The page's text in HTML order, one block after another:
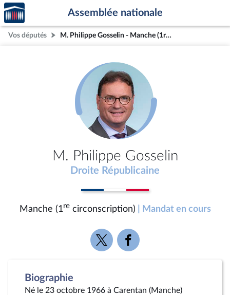
Aller au contenu
Aller en bas de la page
Accèder
à la
page
d'accueil
Assemblée nationale
Vos députés M. Philippe Gosselin - Manche (1re circonscription)
M. Philippe Gosselin
Droite Républicaine
Manche (1recirconscription) | Mandat en cours
Voir
la
Voir
la
Biographie
Né le 23 octobre 1966 à Carentan (Manche)